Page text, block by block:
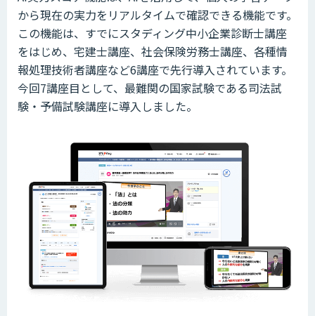
から現在の実力をリアルタイムで確認できる機能です。
この機能は、すでにスタディング中小企業診断士講座
をはじめ、宅建士講座、社会保険労務士講座、各種情
報処理技術者講座など6講座で先行導入されています。
今回7講座目として、最難関の国家試験である司法試
験・予備試験講座に導入しました。